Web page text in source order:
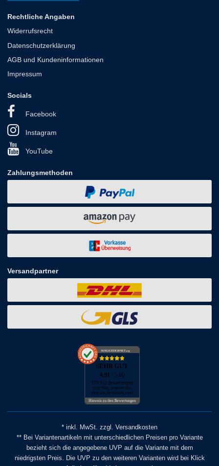
Rechtliche Angaben
Widerrufsrecht
Datenschutzerklärung
AGB und Kundeninformationen
Impressum
Socials
Facebook
Instagram
YouTube
Zahlungsmethoden
Versandpartner
AUSGEZEICHNET.org
SEHR GUT
4.91 / 5.00
173.452 Bewertungen
von hier, amazon.de,
ebay.de, facebook.com
Hinweis zu den Bewertungen
* inkl. MwSt. zzgl. Versandkosten
** Bei Variantenartikeln mit unterschiedlichen Preisen pro Variante
bezieht sich die angegebene UVP auf die Variante mit dem
niedrigsten Preis. Die UVP zu den weiteren Varianten wird bei Klick